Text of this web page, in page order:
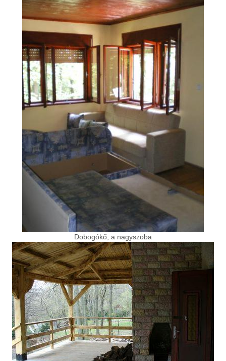
Dobogókő, a nagyszoba